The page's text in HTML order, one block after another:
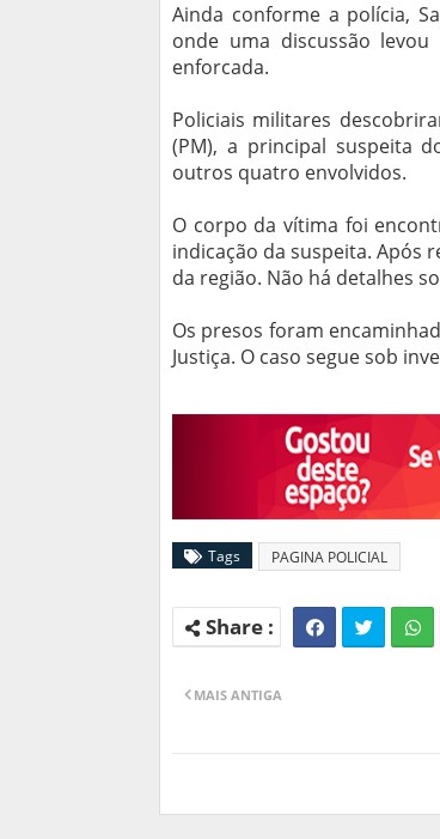
Ainda conforme a polícia,
onde uma discussão
enforcada.
Policiais militares
(PM), a principal suspeita
outros quatro envolvidos.
O corpo da vítima foi
indicação da suspeita. Após
da região. Não há detalhes
Os presos foram
Justiça. O caso segue sob
Tags PAGINA POLICIAL
MAIS ANTIGA